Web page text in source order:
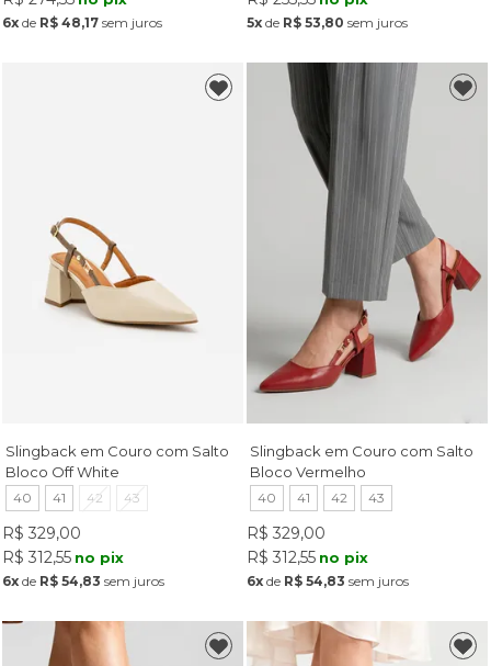
6xde R$ 48,17sem juros 5x de R$ 53,80 sem juros
Slingback em Couro com Salto
Bloco Off White
40 41 42 43
R$ 329,00
R$ 312,55 no pix
6xde R$ 54,83 sem juros
Slingback em Couro com Salto
Bloco Vermelho
40 41 42 43
R$ 329,00
R$ 312,55 no pix
6x de R$ 54,83 sem juros